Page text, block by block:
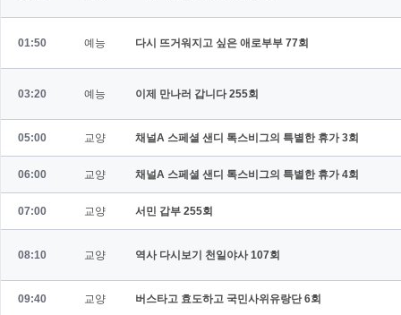
01:50 예능 다시 뜨거워지고 싶은 애로부부 77회
03:20 예능 이제 만나러 갑니다255회
05:00 교양 채널A 스페셜 샌디 톡스비그의 특별한 휴가3회
06:00 교양 채널A 스페셜 샌디 톡스비그의 특별한 휴가4회
07:00 교양 서민 갑부 255회
08:10 교양 역사 다시보기 천일야사107회
09:40 교양 버스타고 효도하고 국민사위유랑단6회